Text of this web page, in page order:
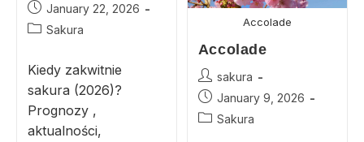
January 22, 2026
Sakura
Kiedy zakwitnie
sakura (2026)?
Prognozy ,
aktualności,
Accolade
Accolade
sakura
January 9, 2026
Sakura